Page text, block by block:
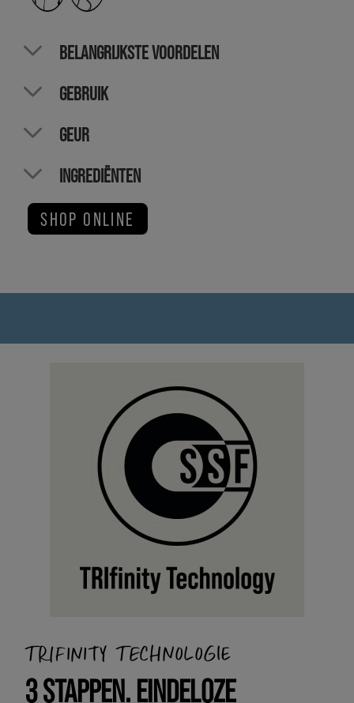
BELANGRIJKSTE VOORDELEN
GEBRUIK
GEUR
INGREDIËNTEN
SHOP ONLINE
TRIFINITY TECHNOLOGIE
3 STAPPEN. EINDELOZE